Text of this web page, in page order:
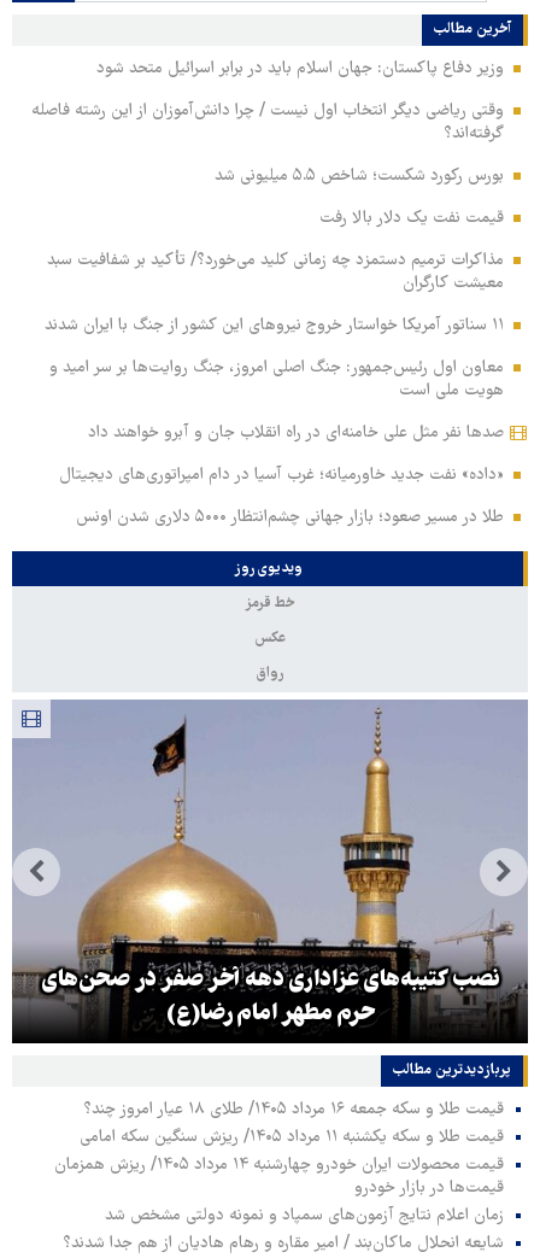
آخرین مطالب
وزیر دفاع پاکستان: جهان اسلام باید در برابر اسرائیل متحد شود
وقتی ریاضی دیگر انتخاب اول نیست / چرا دانش‌آموزان از این رشته فاصله
گرفته‌اند؟
بورس رکورد شکست؛ شاخص ۵.۵ میلیونی شد
قیمت نفت یک دلار بالا رفت
مذاکرات ترمیم دستمزد چه زمانی کلید می‌خورد؟/ تأکید بر شفافیت سبد
معیشت کارگران
۱۱ سناتور آمریکا خواستار خروج نیروهای این کشور از جنگ با ایران شدند
معاون اول رئیس‌جمهور: جنگ اصلی امروز، جنگ روایت‌ها بر سر امید و
هویت ملی است
صدها نفر مثل علی خامنه‌ای در راه انقلاب جان و آبرو خواهند داد
«داده» نفت جدید خاورمیانه؛ غرب آسیا در دام امپراتوری‌های دیجیتال
طلا در مسیر صعود؛ بازار جهانی چشم‌انتظار ۵۰۰۰ دلاری شدن اونس
ویدیوی روز
خط قرمز
عکس
رواق
نصب کتیبه‌های عزاداری دهه آخر صفر در صحن‌های
حرم مطهر امام رضا(ع)
پربازدیدترین‌ مطالب
قیمت طلا و سکه جمعه ۱۶ مرداد ۱۴۰۵/ طلای ۱۸ عیار امروز چند؟
قیمت طلا و سکه یکشنبه ۱۱ مرداد ۱۴۰۵/ ریزش سنگین سکه امامی
قیمت محصولات ایران خودرو چهارشنبه ۱۴ مرداد ۱۴۰۵/ ریزش همزمان
قیمت‌ها در بازار خودرو
زمان اعلام نتایج آزمون‌های سمپاد و نمونه دولتی مشخص شد
شایعه انحلال ماکان‌بند / امیر مقاره و رهام هادیان از هم جدا شدند؟